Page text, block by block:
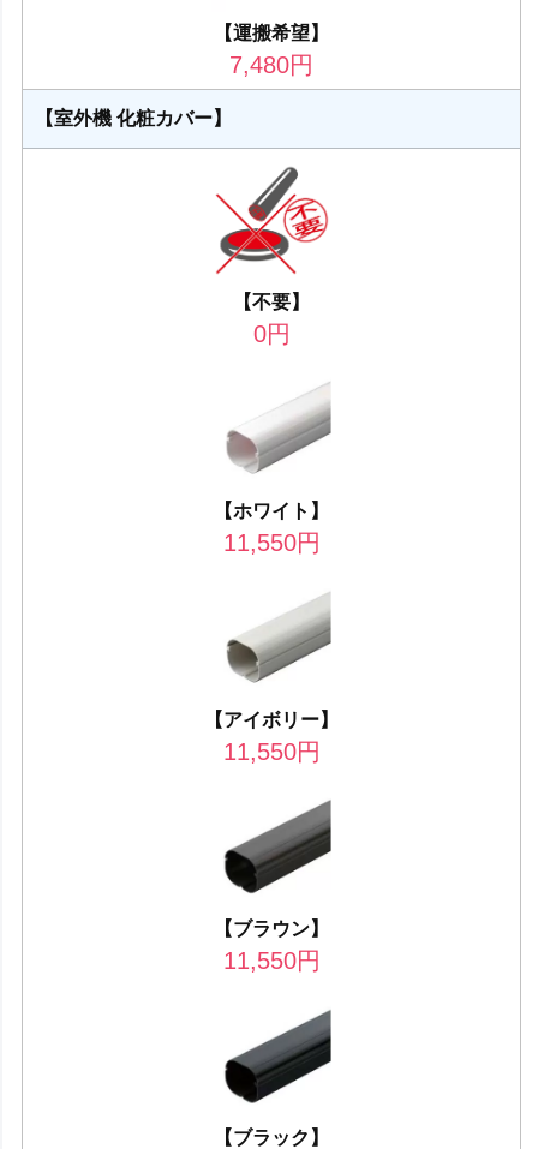
【運搬希望】
7,480円
【室外機 化粧カバー】
【不要】
0円
【ホワイト】
11,550円
【アイボリー】
11,550円
【ブラウン】
11,550円
【ブラック】